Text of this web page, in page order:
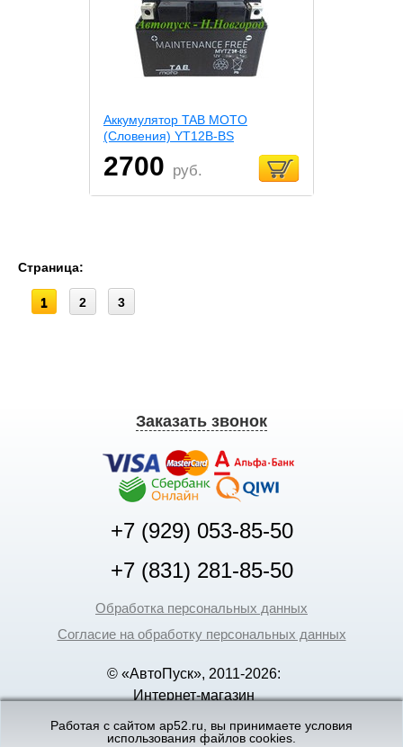
Аккумулятор TAB MOTO
(Словения) YT12B-BS
2700 руб.
Страница:
1 2 3
Заказать звонок
+7 (929) 053-85-50
+7 (831) 281-85-50
Обработка персональных данных
Согласие на обработку персональных данных
© «АвтоПуск», 2011-2026:
Интернет-магазин
Новгороде
Работая с сайтом ap52.ru, вы принимаете условия
использования файлов cookies.